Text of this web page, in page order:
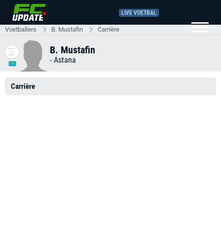
LIVE VOETBAL
Voetballers B. Mustafin Carrière
B. Mustafin
- Astana
Carrière